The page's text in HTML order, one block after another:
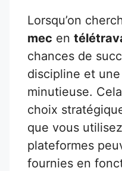
Lorsqu’on
mec en
chances de
discipline et
minutieuse.
choix
que vous
plateformes
fournies en